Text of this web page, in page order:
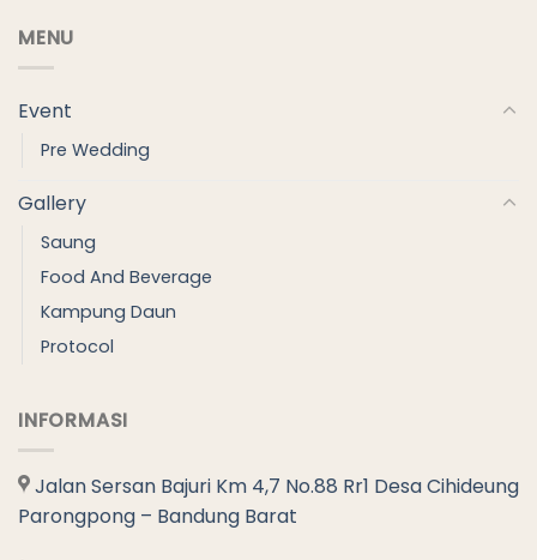
MENU
Event
Pre Wedding
Gallery
Saung
Food And Beverage
Kampung Daun
Protocol
INFORMASI
Jalan Sersan Bajuri Km 4,7 No.88 Rr1 Desa Cihideung
Parongpong – Bandung Barat